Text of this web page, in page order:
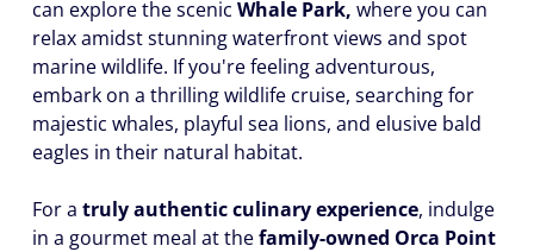
can explore the scenic Whale Park, where you can
relax amidst stunning waterfront views and spot
marine wildlife. If you're feeling adventurous,
embark on a thrilling wildlife cruise, searching for
majestic whales, playful sea lions, and elusive bald
eagles in their natural habitat.
For a truly authentic culinary experience, indulge
in a gourmet meal at thefamily-owned Orca Point